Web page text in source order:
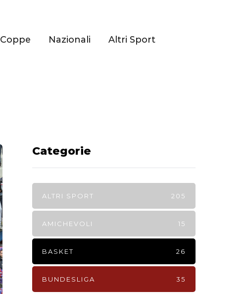
Coppe Nazionali Altri Sport
Categorie
ALTRI SPORT 205
AMICHEVOLI 15
BASKET 26
BUNDESLIGA 35